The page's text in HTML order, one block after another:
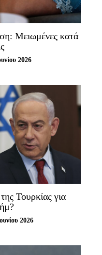
Μειωμένες κατά
2026
Τουρκίας για
2026